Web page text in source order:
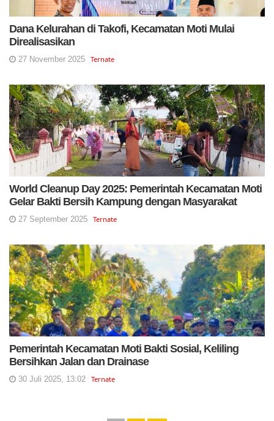
Dana Kelurahan di Takofi, Kecamatan Moti Mulai
Direalisasikan
27 November 2025 Ternate
World Cleanup Day 2025: Pemerintah Kecamatan Moti
Gelar Bakti Bersih Kampung dengan Masyarakat
27 September 2025 Ternate
Pemerintah Kecamatan Moti Bakti Sosial, Keliling
Bersihkan Jalan dan Drainase
30 Juli 2025, 13:02 Ternate